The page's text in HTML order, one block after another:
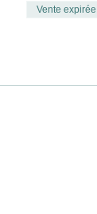
Vente expirée